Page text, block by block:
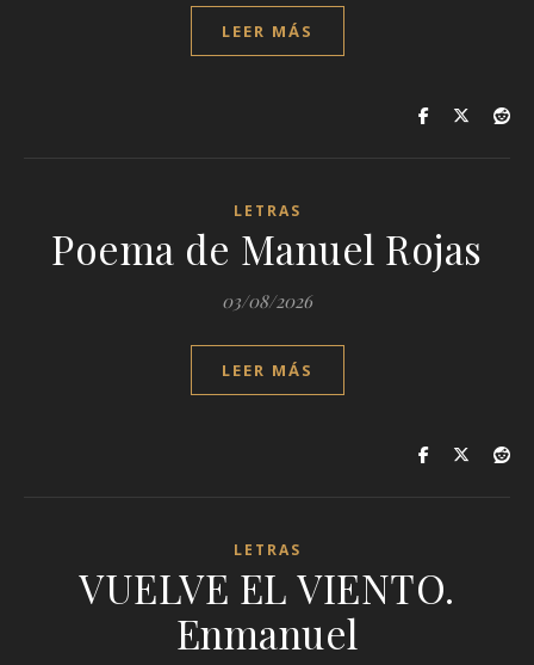
LEER MÁS
LETRAS
Poema de Manuel Rojas
03/08/2026
LEER MÁS
LETRAS
VUELVE EL VIENTO.
Enmanuel